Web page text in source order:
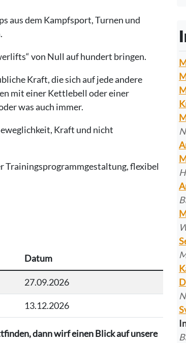
aus dem Kampfsport, Turnen und
von Null auf hundert bringen.
Kraft, die sich auf jede andere
mit einer Kettlebell oder einer
was auch immer.
Kraft und nicht
Trainingsprogrammgestaltung, flexibel
Datum
27.09.2026
13.12.2026
dann wirf einen Blick auf unsere